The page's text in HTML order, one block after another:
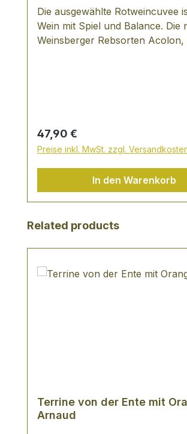
Die ausgewählte Rotweincuvee
Wein mit Spiel und Balance. Die
Weinsberger Rebsorten Acolon,
(Barrique) und verpackt in einem
Geschenkekarton - Staatsweingut
Weinsberg.Geschenkpackung mit:
Flaschen Traumzeit Rotwein (á
Regulärer Preis:
47,90 €
Preise inkl. MwSt. zzgl.
In den Warenkorb
Produktgalerie überspringen
Related products
Terrine von der Ente mit
Arnaud